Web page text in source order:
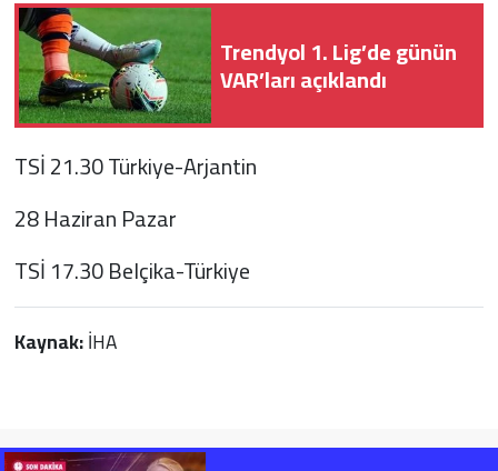
Trendyol 1. Lig’de günün
VAR’ları açıklandı
TSİ 21.30 Türkiye-Arjantin
28 Haziran Pazar
TSİ 17.30 Belçika-Türkiye
Kaynak:İHA